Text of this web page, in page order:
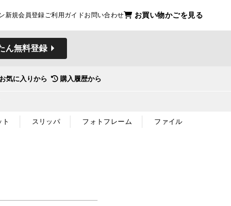
新規会員登録ご利用ガイドお問い合わせ お買い物かごを見る
ん無料登録
お気に入りから 購入履歴から
スリッパ フォトフレーム ファイル